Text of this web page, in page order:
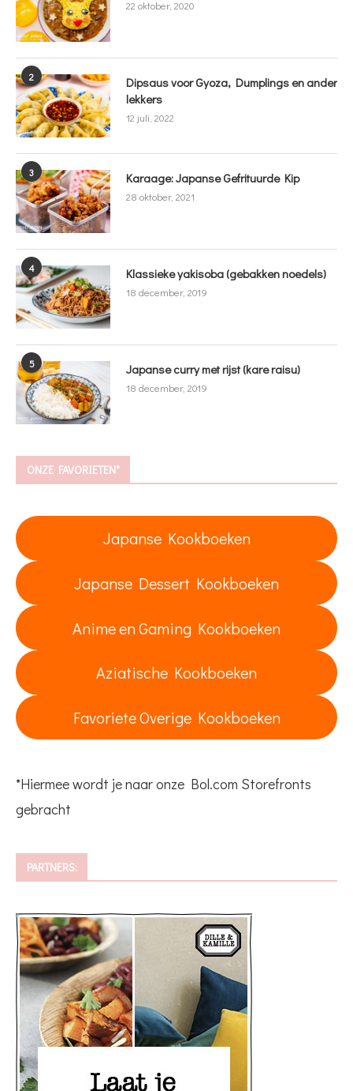
22 oktober, 2020
2
Dipsaus voor Gyoza, Dumplings en ander
lekkers
12 juli, 2022
3 Karaage: Japanse Gefrituurde Kip
28 oktober, 2021
4 Klassieke yakisoba (gebakken noedels)
18 december, 2019
5 Japanse curry met rijst (kare raisu)
18 december, 2019
ONZE FAVORIETEN*
Japanse Kookboeken
Japanse Dessert Kookboeken
Anime en Gaming Kookboeken
Aziatische Kookboeken
Favoriete Overige Kookboeken
*Hiermee wordt je naar onze Bol.com Storefronts
gebracht
PARTNERS: